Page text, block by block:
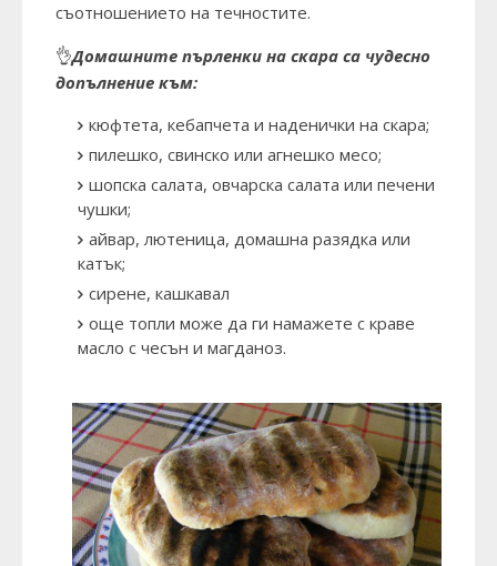
съотношението на течностите.
👌Домашните пърленки на скара са чудесно
допълнение към:
кюфтета, кебапчета и наденички на скара;
пилешко, свинско или агнешко месо;
шопска салата, овчарска салата или печени
чушки;
айвар, лютеница, домашна разядка или
катък;
сирене, кашкавал
още топли може да ги намажете с краве
масло с чесън и магданоз.